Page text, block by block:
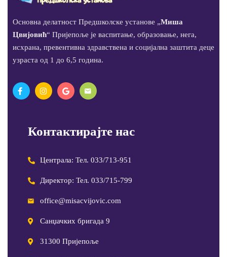
Основна делатност Предшколске установе „Миша
Цвијовић“ Пријепоље је васпитање, образовање, нега,
исхрана, превентивна здравствена и социјална заштита деце
узраста од 1 до 6,5 година.
Контактирајте нас
Централа: Тел. 033/713-951
Директор: Тел. 033/715-799
office@misacvijovic.com
Санџачких бригада 9
31300 Пријепоље